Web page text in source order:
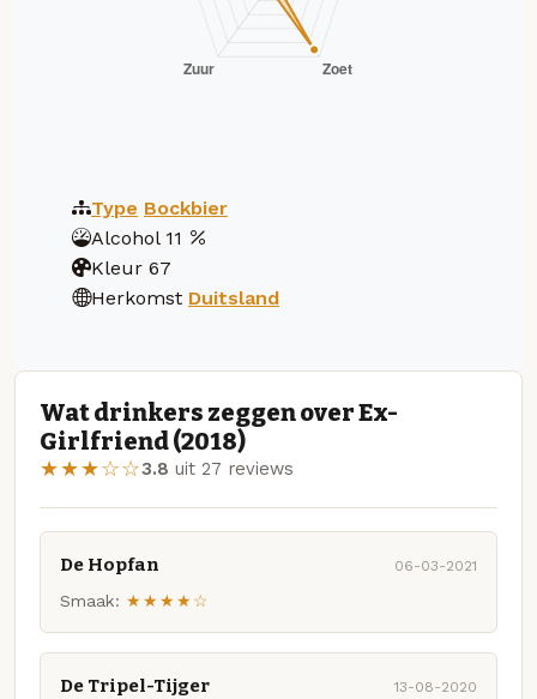
Type Bockbier
Alcohol 11
Kleur 67
Herkomst Duitsland
Wat drinkers zeggen over Ex-
Girlfriend (2018)
★★★☆☆3.8 uit 27 reviews
De Hopfan 06-03-2021
Smaak: ★★★★☆
De Tripel-Tijger 13-08-2020